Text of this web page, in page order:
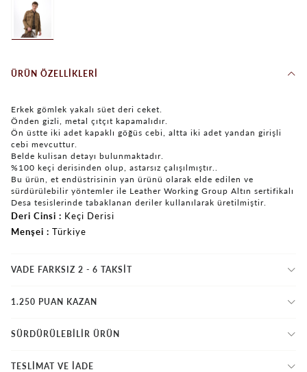
ÜRÜN ÖZELLIKLERI
Erkek gömlek yakalı süet deri ceket.
Önden gizli, metal çıtçıt kapamalıdır.
Ön üstte iki adet kapaklı göğüs cebi, altta iki adet yandan girişli
cebi mevcuttur.
Belde kulisan detayı bulunmaktadır.
%100 keçi derisinden olup, astarsız çalışılmıştır..
Bu ürün, et endüstrisinin yan ürünü olarak elde edilen ve
sürdürülebilir yöntemler ile Leather Working Group Altın sertifikalı
Desa tesislerinde tabaklanan deriler kullanılarak üretilmiştir.
Deri Cinsi
Keçi Derisi
Menşei
Türkiye
VADE FARKSIZ 2 - 6 TAKSIT
1.250 PUAN KAZAN
SÜRDÜRÜLEBİLİR ÜRÜN
TESLİMAT VE İADE